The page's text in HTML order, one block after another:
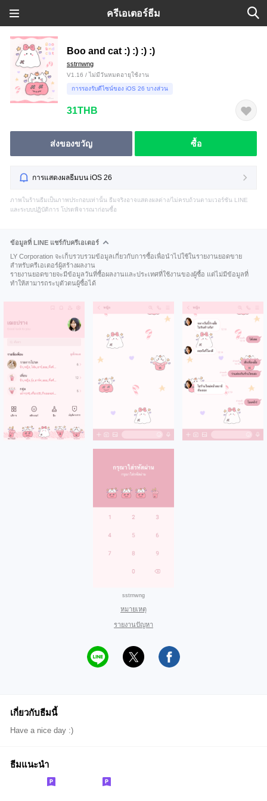
ครีเอเตอร์ธีม
Boo and cat :) :) :) :)
sstrnwng
V1.16 / ไม่มีวันหมดอายุใช้งาน
การรองรับดีไซน์ของ iOS 26 บางส่วน
31THB
ส่งของขวัญ ซื้อ
การแสดงผลธีมบน iOS 26
ภาพในร้านธีมเป็นภาพประกอบเท่านั้น ธีมจริงอาจแสดงผลต่าง/ไม่ครบถ้วนตามเวอร์ชัน LINE
และระบบปฏิบัติการ โปรดพิจารณาก่อนซื้อ
ข้อมูลที่ LINE แชร์กับครีเอเตอร์
LY Corporation จะเก็บรวบรวมข้อมูลเกี่ยวกับการซื้อเพื่อนำไปใช้ในรายงานยอดขาย
สำหรับครีเอเตอร์ผู้สร้างผลงาน
รายงานยอดขายจะมีข้อมูลวันที่ซื้อผลงานและประเทศที่ใช้งานของผู้ซื้อ แต่ไม่มีข้อมูลที่
ทำให้สามารถระบุตัวตนผู้ซื้อได้
sstrnwng
หมายเหตุ
รายงานปัญหา
เกี่ยวกับธีมนี้
Have a nice day :)
ธีมแนะนำ